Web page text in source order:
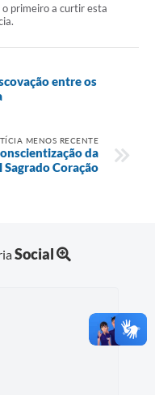
o primeiro a curtir esta
entre os
MENOS RECENTE
da
Sagrado Coração
Social